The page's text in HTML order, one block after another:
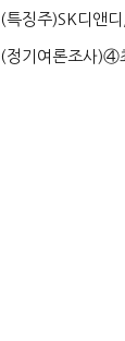
7%…일주일 만
(특징주)SK디앤
장 초반 상한가...
(정기여론조사)④